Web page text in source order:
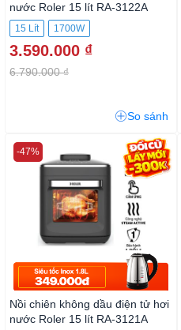
nước Roler 15 lít RA-3122A
15 Lít 1700W
3.590.000 ₫
6.790.000 ₫
So sánh
Nồi chiên không dầu điện tử hơi
nước Roler 15 lít RA-3121A
-47%